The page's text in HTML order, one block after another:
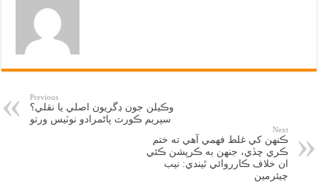
Previous
وڪيلن جون ڊگريون اصلي يا نقلي؟
سپريم ڪورٽ پاڻمرادو نوٽيس ورتو
Next
ڪنهن کي غلط فهمي آهي ته ختم
ڪري ڇڏي، جنهن به ڪرپشن ڪئي
ان خلاف ڪارروائي ٿيندي: نيب
چيئرمين